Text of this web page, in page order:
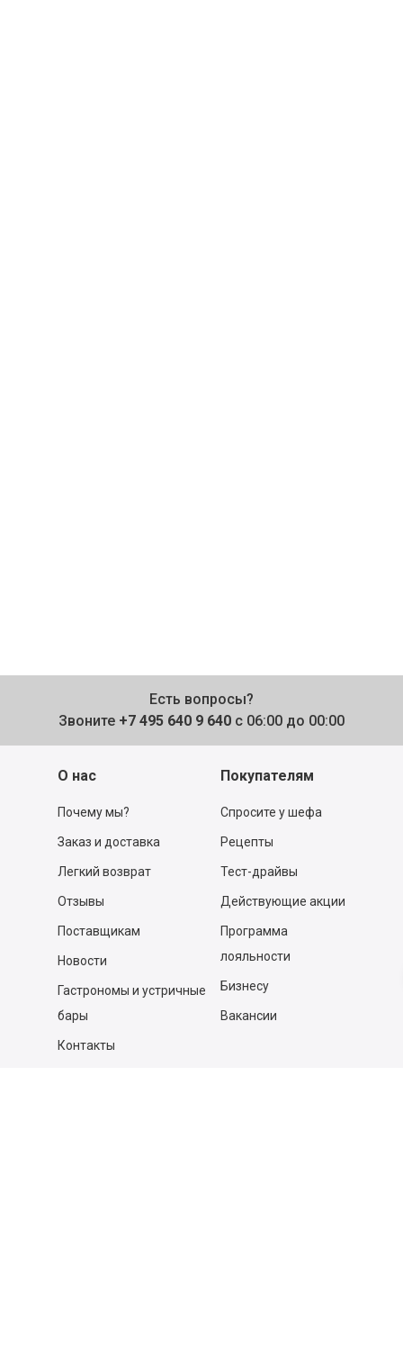
Есть вопросы?
Звоните +7 495 640 9 640 с 06:00 до 00:00
О нас
Почему мы?
Заказ и доставка
Легкий возврат
Отзывы
Поставщикам
Новости
Гастрономы и устричные
бары
Контакты
Покупателям
Спросите у шефа
Рецепты
Тест-драйвы
Действующие акции
Программа
лояльности
Бизнесу
Вакансии